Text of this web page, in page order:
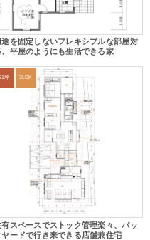
途を固定しないフレキシブルな部屋対
、平屋のようにも生活できる家
坪 3LDK
有スペースでストック管理楽々、バッ
ヤードで行き来できる店舗兼住宅